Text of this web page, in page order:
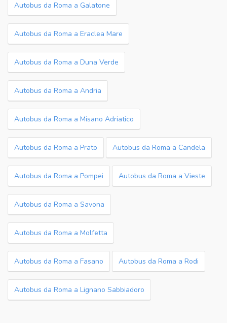
Autobus da Roma a Galatone
Autobus da Roma a Eraclea Mare
Autobus da Roma a Duna Verde
Autobus da Roma a Andria
Autobus da Roma a Misano Adriatico
Autobus da Roma a Prato Autobus da Roma a Candela
Autobus da Roma a Pompei Autobus da Roma a Vieste
Autobus da Roma a Savona
Autobus da Roma a Molfetta
Autobus da Roma a Fasano Autobus da Roma a Rodi
Autobus da Roma a Lignano Sabbiadoro